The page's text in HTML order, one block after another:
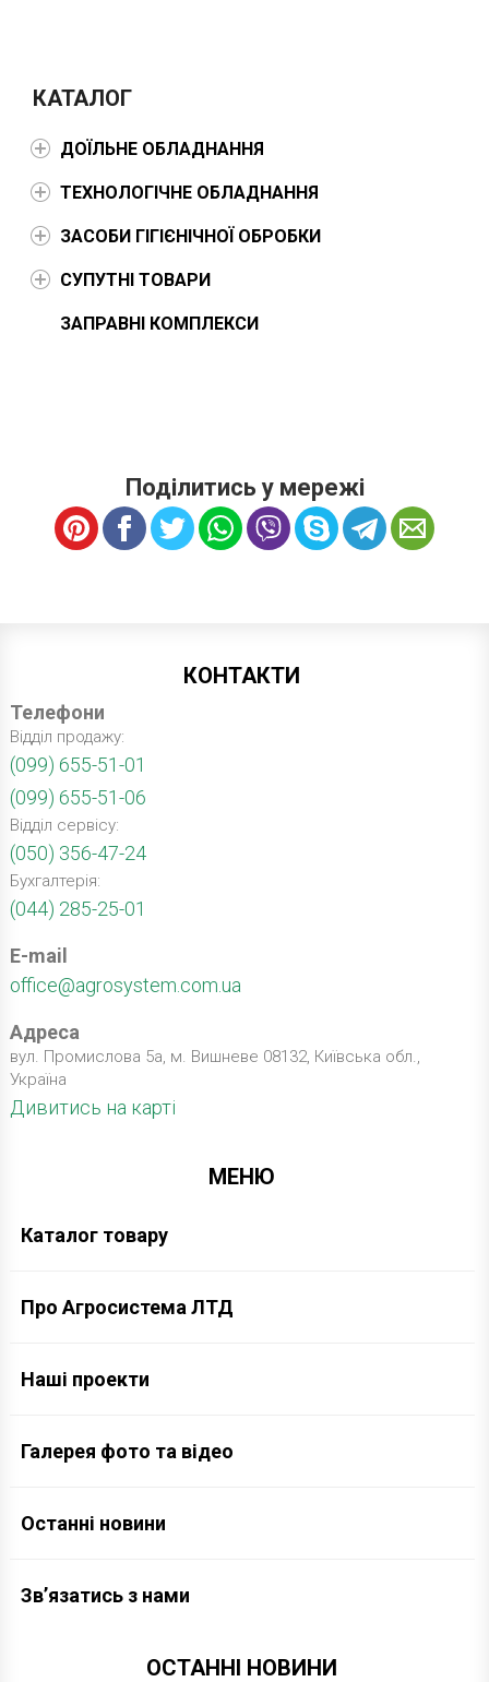
КАТАЛОГ
ДОЇЛЬНЕ ОБЛАДНАННЯ
ТЕХНОЛОГІЧНЕ ОБЛАДНАННЯ
ЗАСОБИ ГІГІЄНІЧНОЇ ОБРОБКИ
СУПУТНІ ТОВАРИ
ЗАПРАВНІ КОМПЛЕКСИ
Поділитись у мережі
КОНТАКТИ
Телефони
Відділ продажу:
(099) 655-51-01
(099) 655-51-06
Відділ сервісу:
(050) 356-47-24
Бухгалтерія:
(044) 285-25-01
E-mail
office@agrosystem.com.ua
Адреса
вул. Промислова 5а, м. Вишневе 08132, Київська обл.,
Україна
Дивитись на карті
МЕНЮ
Каталог товару
Про Агросистема ЛТД
Наші проекти
Галерея фото та відео
Останні новини
Зв’язатись з нами
ОСТАННІ НОВИНИ